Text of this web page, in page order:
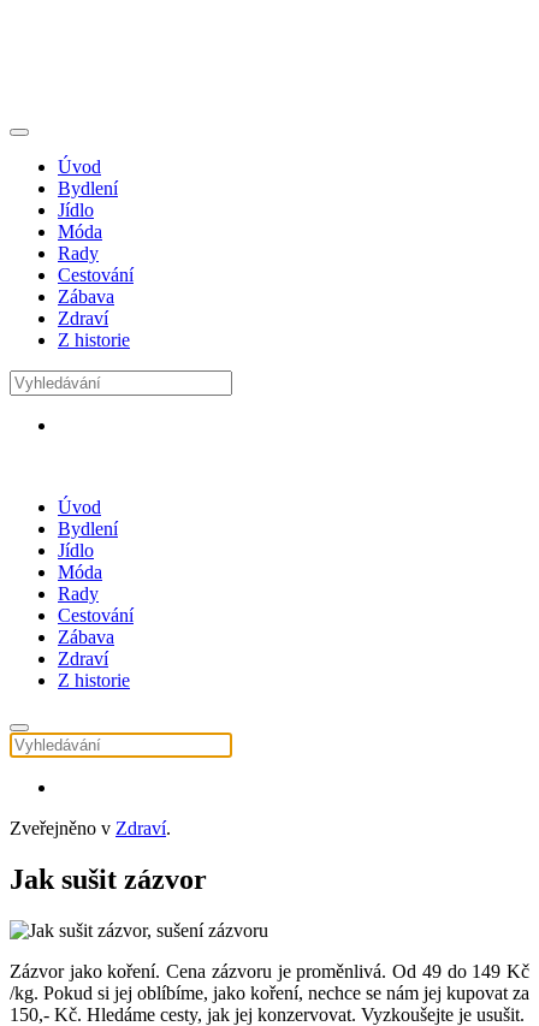
Úvod
Bydlení
Jídlo
Móda
Rady
Cestování
Zábava
Zdraví
Z historie
Úvod
Bydlení
Jídlo
Móda
Rady
Cestování
Zábava
Zdraví
Z historie
Zveřejněno v Zdraví.
Jak sušit zázvor
Zázvor jako koření. Cena zázvoru je proměnlivá. Od 49 do 149 Kč
/kg. Pokud si jej oblíbíme, jako koření, nechce se nám jej kupovat za
150,- Kč. Hledáme cesty, jak jej konzervovat. Vyzkoušejte je usušit.